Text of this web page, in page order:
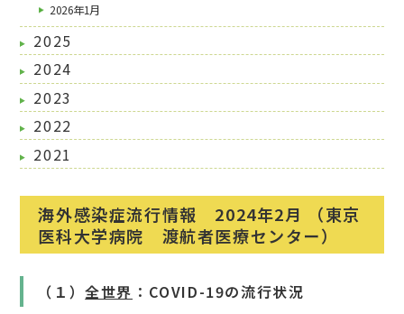
2026年1月
2025
2024
2023
2022
2021
海外感染症流行情報 2024年2月 （東京
医科大学病院 渡航者医療センター）
（１）全世界 ：COVID-19の流行状況